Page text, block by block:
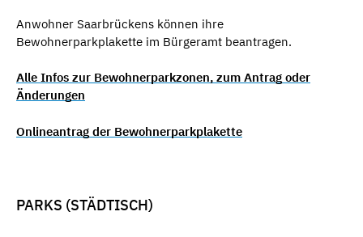
Anwohner Saarbrückens können ihre
Bewohnerparkplakette im Bürgeramt beantragen.
Alle Infos zur Bewohnerparkzonen, zum Antrag oder
Änderungen
Onlineantrag der Bewohnerparkplakette
PARKS (STÄDTISCH)